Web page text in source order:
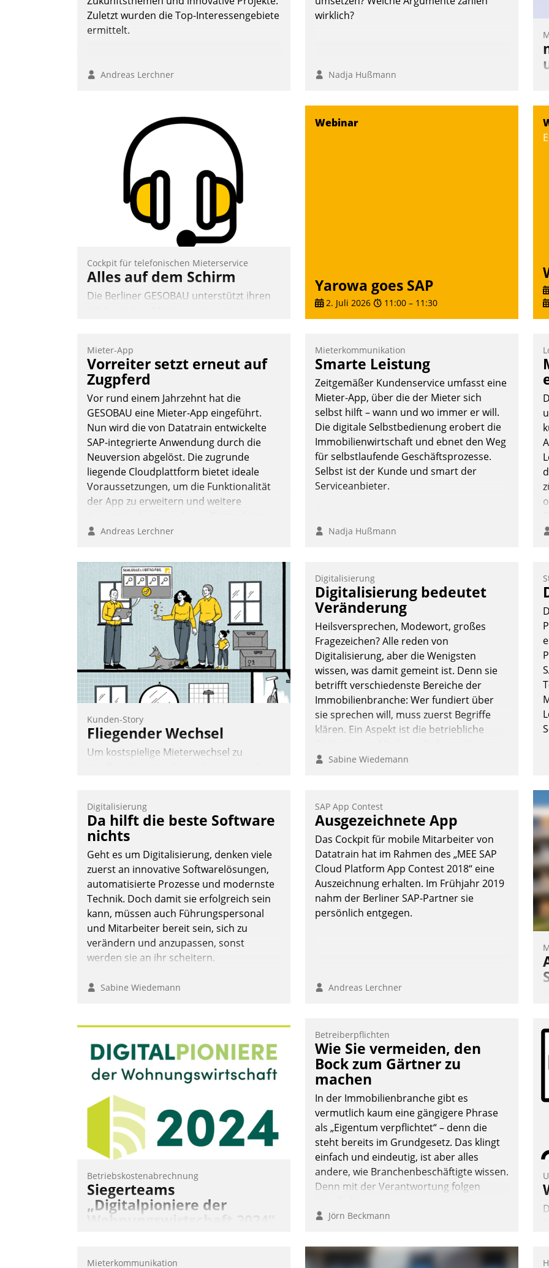
Zuletzt wurden die Top-Interessengebiete
ermittelt.
Andreas Lerchner
wirklich?
Nadja Hußmann
Cockpit für telefonischen Mieterservice
Alles auf dem Schirm
Die Berliner GESOBAU unterstützt ihren
auswirft. Eine intuitive Dialogführung
ermöglicht dem externen Serviceteam,
Anrufe von Mietenden zügiger und
effizienter zu bearbeiten.
Nadja Hußmann
Webinar
Yarowa goes SAP
2. Juli 2026 11:00 – 11:30
Mieter-App
Vorreiter setzt erneut auf
Zugpferd
Vor rund einem Jahrzehnt hat die
GESOBAU eine Mieter-App eingeführt.
Nun wird die von Datatrain entwickelte
SAP-integrierte Anwendung durch die
Neuversion abgelöst. Die zugrunde
liegende Cloudplattform bietet ideale
Voraussetzungen, um die Funktionalität
der App zu erweitern und weitere
in SAP zu integrieren.
Andreas Lerchner
Mieterkommunikation
Smarte Leistung
Zeitgemäßer Kundenservice umfasst eine
Mieter-App, über die der Mieter sich
selbst hilft – wann und wo immer er will.
Die digitale Selbstbedienung erobert die
Immobilienwirtschaft und ebnet den Weg
für selbstlaufende Geschäftsprozesse.
Selbst ist der Kunde und smart der
Serviceanbieter.
Nadja Hußmann
Kunden-Story
Fliegender Wechsel
Um kostspielige Mieterwechsel zu
seit Jahresbeginn eine Überblick, Einsicht
und Eingriff bietende Lösung. Zur
Entwicklung setzte man auf
Cloudtechnologie, bewährte und Startup-
Partner sowie erstmals agile
Projektmethoden.
Nadja Hußmann
Digitalisierung
Digitalisierung bedeutet
Veränderung
Heilsversprechen, Modewort, großes
Fragezeichen? Alle reden von
Digitalisierung, aber die Wenigsten
wissen, was damit gemeint ist. Denn sie
betrifft verschiedenste Bereiche der
Immobilienbranche: Wer fundiert über
sie sprechen will, muss zuerst Begriffe
klären. Ein Aspekt ist die betriebliche
ermöglichen große Einsparungen durch
Allein mit der Einführung einer neuen
Software ist es nicht getan. Die
Digitalisierung erfordert von
Unternehmen die Bereitschaft, sich zu
überprüfen, zu hinterfragen und zu
verändern.
Sabine Wiedemann
Digitalisierung
Da hilft die beste Software
nichts
Geht es um Digitalisierung, denken viele
zuerst an innovative Softwarelösungen,
automatisierte Prozesse und modernste
Technik. Doch damit sie erfolgreich sein
kann, müssen auch Führungspersonal
und Mitarbeiter bereit sein, sich zu
verändern und anzupassen, sonst
werden sie an ihr scheitern.
Sabine Wiedemann
SAP App Contest
Ausgezeichnete App
Das Cockpit für mobile Mitarbeiter von
Datatrain hat im Rahmen des „MEE SAP
Cloud Platform App Contest 2018“ eine
Auszeichnung erhalten. Im Frühjahr 2019
nahm der Berliner SAP-Partner sie
persönlich entgegen.
Andreas Lerchner
Betriebskostenabrechnung
Siegerteams
„Digitalpioniere der
Wohnungswirtschaft 2024“
Betreiberpflichten
Wie Sie vermeiden, den
Bock zum Gärtner zu
machen
In der Immobilienbranche gibt es
vermutlich kaum eine gängigere Phrase
als „Eigentum verpflichtet“ – denn die
steht bereits im Grundgesetz. Das klingt
einfach und eindeutig, ist aber alles
andere, wie Branchenbeschäftigte wissen.
Denn mit der Verantwortung folgen
Jörn Beckmann
Mieterkommunikation